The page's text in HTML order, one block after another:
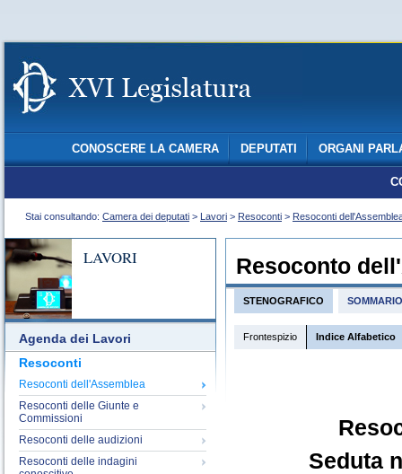
CONOSCERE LA CAMERA DEPUTATI ORGANI
Stai consultando: Camera dei deputati > Lavori > Resoconti > Resoconti
LAVORI
Agenda dei Lavori
Resoconti
Resoconti dell'Assemblea
Resoconti delle Giunte e
Commissioni
Resoconti delle audizioni
Resoconti delle indagini
Resoconto
STENOGRAFICO SOMMARIO
Frontespizio Indice Alfabetico
Seduta